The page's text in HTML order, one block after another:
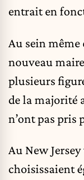
entrait en
Au sein
nouveau
plusieurs
de la majorité
n’ont pas pris
Au New
choisissaient